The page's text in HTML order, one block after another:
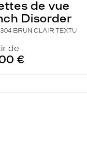
de vue
Disorder
BRUN CLAIR TEXTU
de
€